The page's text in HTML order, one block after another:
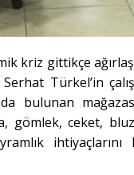
kriz gittikçe
Türkel’in
bulunan
gömlek, ceket,